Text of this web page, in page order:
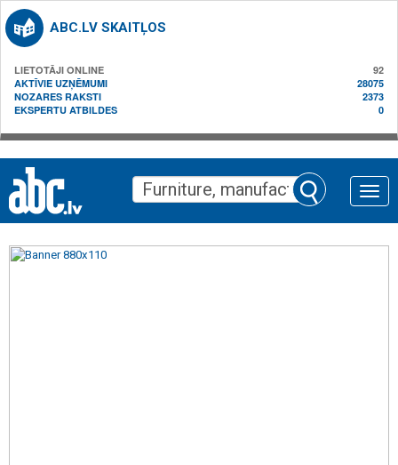
ABC.LV SKAITĻOS
LIETOTĀJI ONLINE
92
AKTĪVIE UZŅĒMUMI
28075
NOZARES RAKSTI
2373
EKSPERTU ATBILDES
0
Toggle